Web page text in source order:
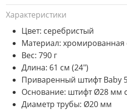
Характеристики
Цвет: серебристый
Материал: хромированная
Вес: 790 г
Длина: 61 см (24")
Приваренный штифт Baby
Основание: штифт Ø28 мм
Диаметр трубы: Ø20 мм